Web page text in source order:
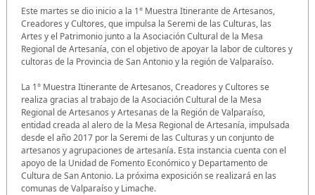
Este martes se dio inicio a la 1° Muestra Itinerante de Artesanos,
Creadores y Cultores, que impulsa la Seremi de las Culturas, las
Artes y el Patrimonio junto a la Asociación Cultural de la Mesa
Regional de Artesanía, con el objetivo de apoyar la labor de cultores y
cultoras de la Provincia de San Antonio y la región de Valparaíso.
La 1° Muestra Itinerante de Artesanos, Creadores y Cultores se
realiza gracias al trabajo de la Asociación Cultural de la Mesa
Regional de Artesanos y Artesanas de la Región de Valparaíso,
entidad creada al alero de la Mesa Regional de Artesanía, impulsada
desde el año 2017 por la Seremi de las Culturas y un conjunto de
artesanos y agrupaciones de artesanía. Esta instancia cuenta con el
apoyo de la Unidad de Fomento Económico y Departamento de
Cultura de San Antonio. La próxima exposición se realizará en las
comunas de Valparaíso y Limache.